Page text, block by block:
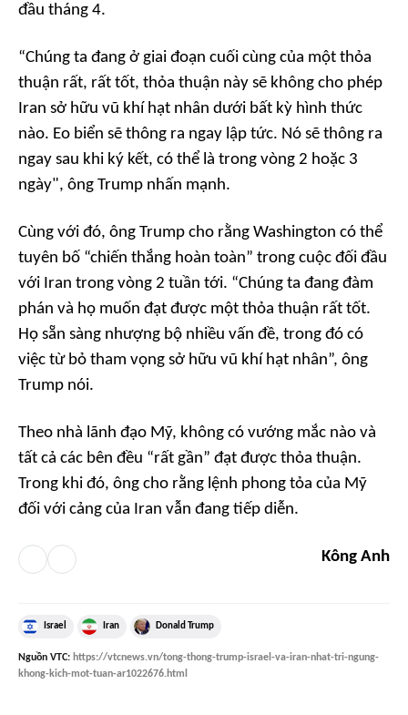
đầu tháng 4.
“Chúng ta đang ở giai đoạn cuối cùng của một thỏa
thuận rất, rất tốt, thỏa thuận này sẽ không cho phép
Iran sở hữu vũ khí hạt nhân dưới bất kỳ hình thức
nào. Eo biển sẽ thông ra ngay lập tức. Nó sẽ thông ra
ngay sau khi ký kết, có thể là trong vòng 2 hoặc 3
ngày", ông Trump nhấn mạnh.
Cùng với đó, ông Trump cho rằng Washington có thể
tuyên bố “chiến thắng hoàn toàn” trong cuộc đối đầu
với Iran trong vòng 2 tuần tới. “Chúng ta đang đàm
phán và họ muốn đạt được một thỏa thuận rất tốt.
Họ sẵn sàng nhượng bộ nhiều vấn đề, trong đó có
việc từ bỏ tham vọng sở hữu vũ khí hạt nhân”, ông
Trump nói.
Theo nhà lãnh đạo Mỹ, không có vướng mắc nào và
tất cả các bên đều “rất gần” đạt được thỏa thuận.
Trong khi đó, ông cho rằng lệnh phong tỏa của Mỹ
đối với cảng của Iran vẫn đang tiếp diễn.
Kông Anh
Israel Iran Donald Trump
Nguồn VTC: https://vtcnews.vn/tong-thong-trump-israel-va-iran-nhat-tri-ngung-
khong-kich-mot-tuan-ar1022676.html